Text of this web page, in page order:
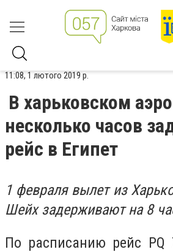
11:08, 1 лютого 2019 р.
В харьковском
несколько часов
рейс в Египет
1 февраля вылет из
Шейх задерживают на 8
По расписанию рейс PQ